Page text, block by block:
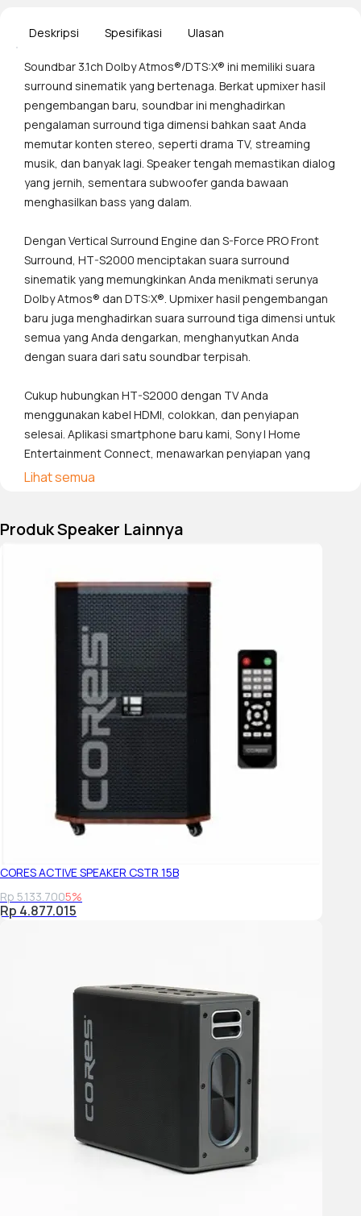
Deskripsi Spesifikasi Ulasan
Lihat semua
Soundbar 3.1ch Dolby Atmos®/DTS:X® ini memiliki suara
surround sinematik yang bertenaga. Berkat upmixer hasil
pengembangan baru, soundbar ini menghadirkan
pengalaman surround tiga dimensi bahkan saat Anda
memutar konten stereo, seperti drama TV, streaming
musik, dan banyak lagi. Speaker tengah memastikan dialog
yang jernih, sementara subwoofer ganda bawaan
menghasilkan bass yang dalam.
Dengan Vertical Surround Engine dan S-Force PRO Front
Surround, HT-S2000 menciptakan suara surround
sinematik yang memungkinkan Anda menikmati serunya
Dolby Atmos® dan DTS:X®. Upmixer hasil pengembangan
baru juga menghadirkan suara surround tiga dimensi untuk
semua yang Anda dengarkan, menghanyutkan Anda
dengan suara dari satu soundbar terpisah.
Cukup hubungkan HT-S2000 dengan TV Anda
menggunakan kabel HDMI, colokkan, dan penyiapan
selesai. Aplikasi smartphone baru kami, Sony | Home
Entertainment Connect, menawarkan penyiapan yang
mudah dan pengoperasian yang intuitif. Anda juga dapat
1. Adaptor AC
2. Baterai untuk remote commander
3. Kabel AC
4. Kabel HDMI
5. Panduan Pengaturan Cepat
6. Panduan Referensi
7. Remote Control
8. Templat dudukan dinding
Ukuran & Berat :
UKURAN UNIT UTAMA - BODI SAJA (P x L x T) 800 X 64
UKURAN UNIT UTAMA - BODI SAJA (P x L x T) (INCI) 31
1 / 2 in x 2 5 / 8 in x 5 in
BERAT UNIT UTAMA - BODI SAJA 3,7 kg
Jenis Amplifier : Amplifier Digital, S-Master
Saluran Amplifier : 5ch
Output Daya (Total) 250W
Versi IEEE802.11 a / b / g / n / ac
Bluetooth RX
VERSI BLUETOOTH® 5,2
Jumlah Input/Output : Input / Output: - / 1 (eARC /
HDMI CEC Ya
Format Audio HDMI eARC
Produk Speaker Lainnya
CORES ACTIVE SPEAKER CSTR 15B
Rp 5.133.7005%
Rp 4.877.015